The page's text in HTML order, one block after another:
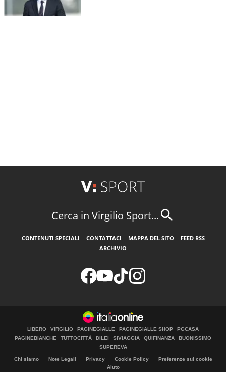
Cerca in Virgilio Sport...
CONTENUTI SPECIALI CONTATTACI MAPPA DEL SITO
FEED RSS
ARCHIVIO
LIBERO VIRGILIO PAGINEGIALLE PAGINEGIALLE SHOP
PGCASA
PAGINEBIANCHE
TUTTOCITTÀ DILEI SIVIAGGIA QUIFINANZA
BUONISSIMO
SUPEREVA
Chi siamo Note Legali Privacy Cookie Policy
Preferenze sui cookie
Aiuto